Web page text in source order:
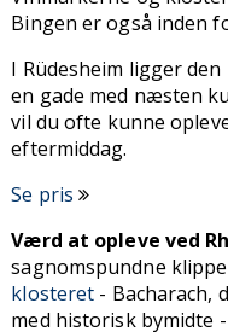
Bingen er også inden
I Rüdesheim ligger
en gade med næsten
vil du ofte kunne
eftermiddag.
Se pris
Værd at opleve ved
sagnomspundne
klosteret - Bacharach,
med historisk bymidte